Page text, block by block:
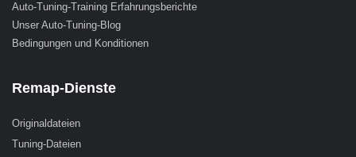
Auto-Tuning-Training Erfahrungsberichte
Unser Auto-Tuning-Blog
Bedingungen und Konditionen
Remap-Dienste
Originaldateien
Tuning-Dateien